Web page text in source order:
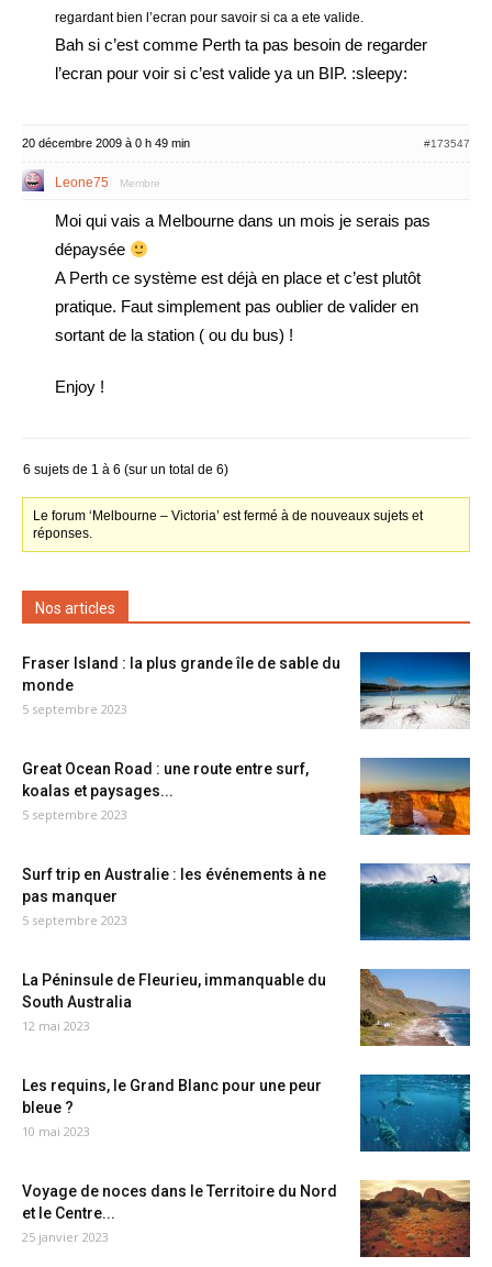
regardant bien l’ecran pour savoir si ca a ete valide.
Bah si c’est comme Perth ta pas besoin de regarder
l’ecran pour voir si c’est valide ya un BIP. :sleepy:
20 décembre 2009 à 0 h 49 min #173547
Leone75 Membre
Moi qui vais a Melbourne dans un mois je serais pas
dépaysée
A Perth ce système est déjà en place et c’est plutôt
pratique. Faut simplement pas oublier de valider en
sortant de la station ( ou du bus) !
Enjoy !
6 sujets de 1 à 6 (sur un total de 6)
Le forum ‘Melbourne – Victoria’ est fermé à de nouveaux sujets et
réponses.
Nos articles
Fraser Island : la plus grande île de sable du
monde
5 septembre 2023
Great Ocean Road : une route entre surf,
koalas et paysages...
5 septembre 2023
Surf trip en Australie : les événements à ne
pas manquer
5 septembre 2023
La Péninsule de Fleurieu, immanquable du
South Australia
12 mai 2023
Les requins, le Grand Blanc pour une peur
bleue ?
10 mai 2023
Voyage de noces dans le Territoire du Nord
et le Centre...
25 janvier 2023